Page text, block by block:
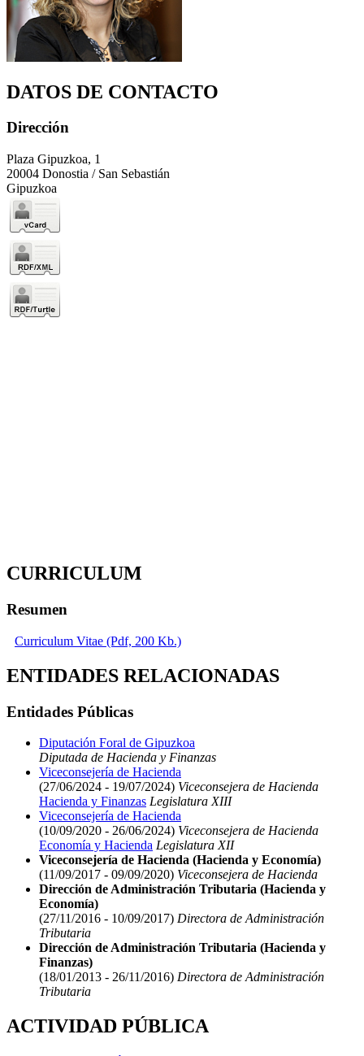
DATOS DE CONTACTO
Dirección
Plaza Gipuzkoa, 1
20004 Donostia / San Sebastián
Gipuzkoa
CURRICULUM
Resumen
Curriculum Vitae (Pdf, 200 Kb.)
ENTIDADES RELACIONADAS
Entidades Públicas
Diputación Foral de Gipuzkoa
Diputada de Hacienda y Finanzas
Viceconsejería de Hacienda
(27/06/2024 - 19/07/2024) Viceconsejera de Hacienda
Hacienda y Finanzas Legislatura XIII
Viceconsejería de Hacienda
(10/09/2020 - 26/06/2024) Viceconsejera de Hacienda
Economía y Hacienda Legislatura XII
Viceconsejería de Hacienda (Hacienda y Economía)
(11/09/2017 - 09/09/2020) Viceconsejera de Hacienda
Dirección de Administración Tributaria (Hacienda y
Economía)
(27/11/2016 - 10/09/2017) Directora de Administración
Tributaria
Dirección de Administración Tributaria (Hacienda y
Finanzas)
(18/01/2013 - 26/11/2016) Directora de Administración
Tributaria
ACTIVIDAD PÚBLICA